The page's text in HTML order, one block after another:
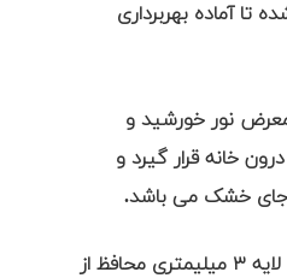
تا آماده بهربرداری
معرض نور خورشید و
خانه قرار گیرد و
جای خشک می باشد.
این تخته نرد دارای یک لایه ۳ میلیمتری محافظ از